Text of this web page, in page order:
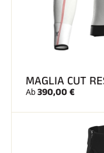
MAGLIA CUT
Ab390,00 €